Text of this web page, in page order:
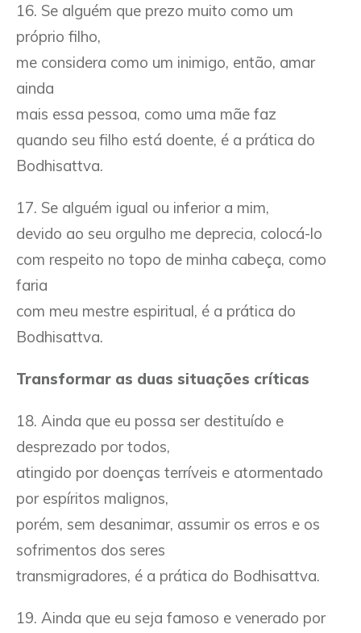
16. Se alguém que prezo muito como um
próprio filho,
me considera como um inimigo, então, amar
ainda
mais essa pessoa, como uma mãe faz
quando seu filho está doente, é a prática do
Bodhisattva.
17. Se alguém igual ou inferior a mim,
devido ao seu orgulho me deprecia, colocá-lo
com respeito no topo de minha cabeça, como
faria
com meu mestre espiritual, é a prática do
Bodhisattva.
Transformar as duas situações críticas
18. Ainda que eu possa ser destituído e
desprezado por todos,
atingido por doenças terríveis e atormentado
por espíritos malignos,
porém, sem desanimar, assumir os erros e os
sofrimentos dos seres
transmigradores, é a prática do Bodhisattva.
19. Ainda que eu seja famoso e venerado por